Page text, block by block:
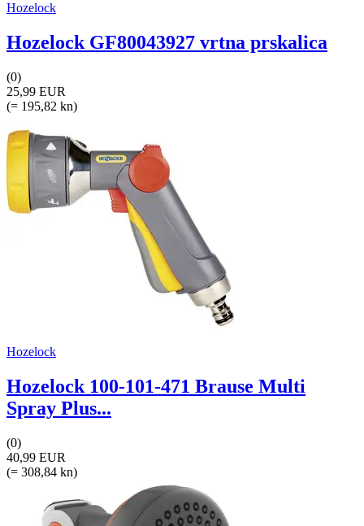
Hozelock
Hozelock GF80043927 vrtna prskalica
(0)
25,99 EUR
(= 195,82 kn)
Hozelock
Hozelock 100-101-471 Brause Multi
Spray Plus...
(0)
40,99 EUR
(= 308,84 kn)